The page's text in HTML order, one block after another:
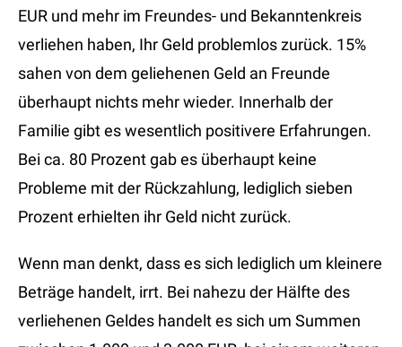
EUR und mehr im Freundes- und Bekanntenkreis
verliehen haben, Ihr Geld problemlos zurück. 15%
sahen von dem geliehenen Geld an Freunde
überhaupt nichts mehr wieder. Innerhalb der
Familie gibt es wesentlich positivere Erfahrungen.
Bei ca. 80 Prozent gab es überhaupt keine
Probleme mit der Rückzahlung, lediglich sieben
Prozent erhielten ihr Geld nicht zurück.
Wenn man denkt, dass es sich lediglich um kleinere
Beträge handelt, irrt. Bei nahezu der Hälfte des
verliehenen Geldes handelt es sich um Summen